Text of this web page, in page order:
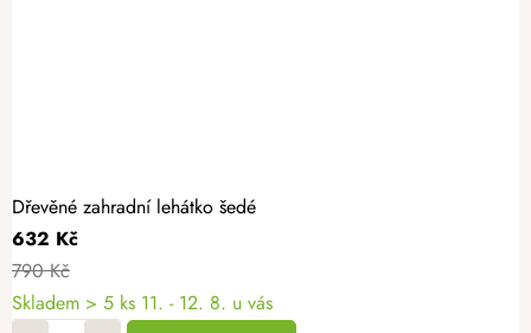
Dřevěné zahradní lehátko šedé
632 Kč
790 Kč
Skladem > 5 ks 11. - 12. 8. u vás